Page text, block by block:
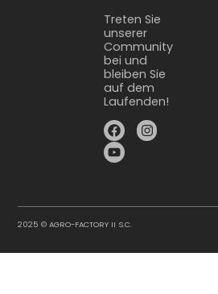
Treten Sie
unserer
Community
bei und
bleiben Sie
auf dem
Laufenden!
2025 © AGRO-FACTORY II S.C.